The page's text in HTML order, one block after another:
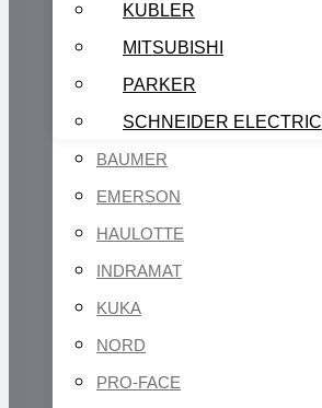
KUBLER
MITSUBISHI
PARKER
SCHNEIDER ELECTRIC
BAUMER
EMERSON
HAULOTTE
INDRAMAT
KUKA
NORD
PRO-FACE